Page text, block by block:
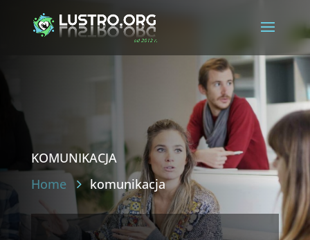
komunikacja
Home komunikacja